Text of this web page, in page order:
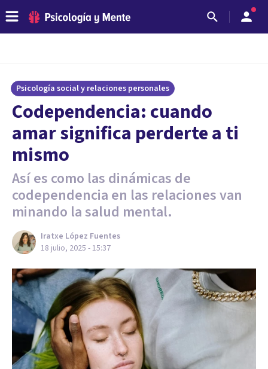
Psicología social y relaciones personales
Codependencia: cuando
amar significa perderte a ti
mismo
Así es como las dinámicas de
codependencia en las relaciones van
minando la salud mental.
Iratxe López Fuentes
18 julio, 2025 - 15:37